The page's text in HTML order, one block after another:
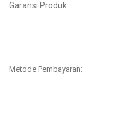
Garansi Produk
Metode Pembayaran: